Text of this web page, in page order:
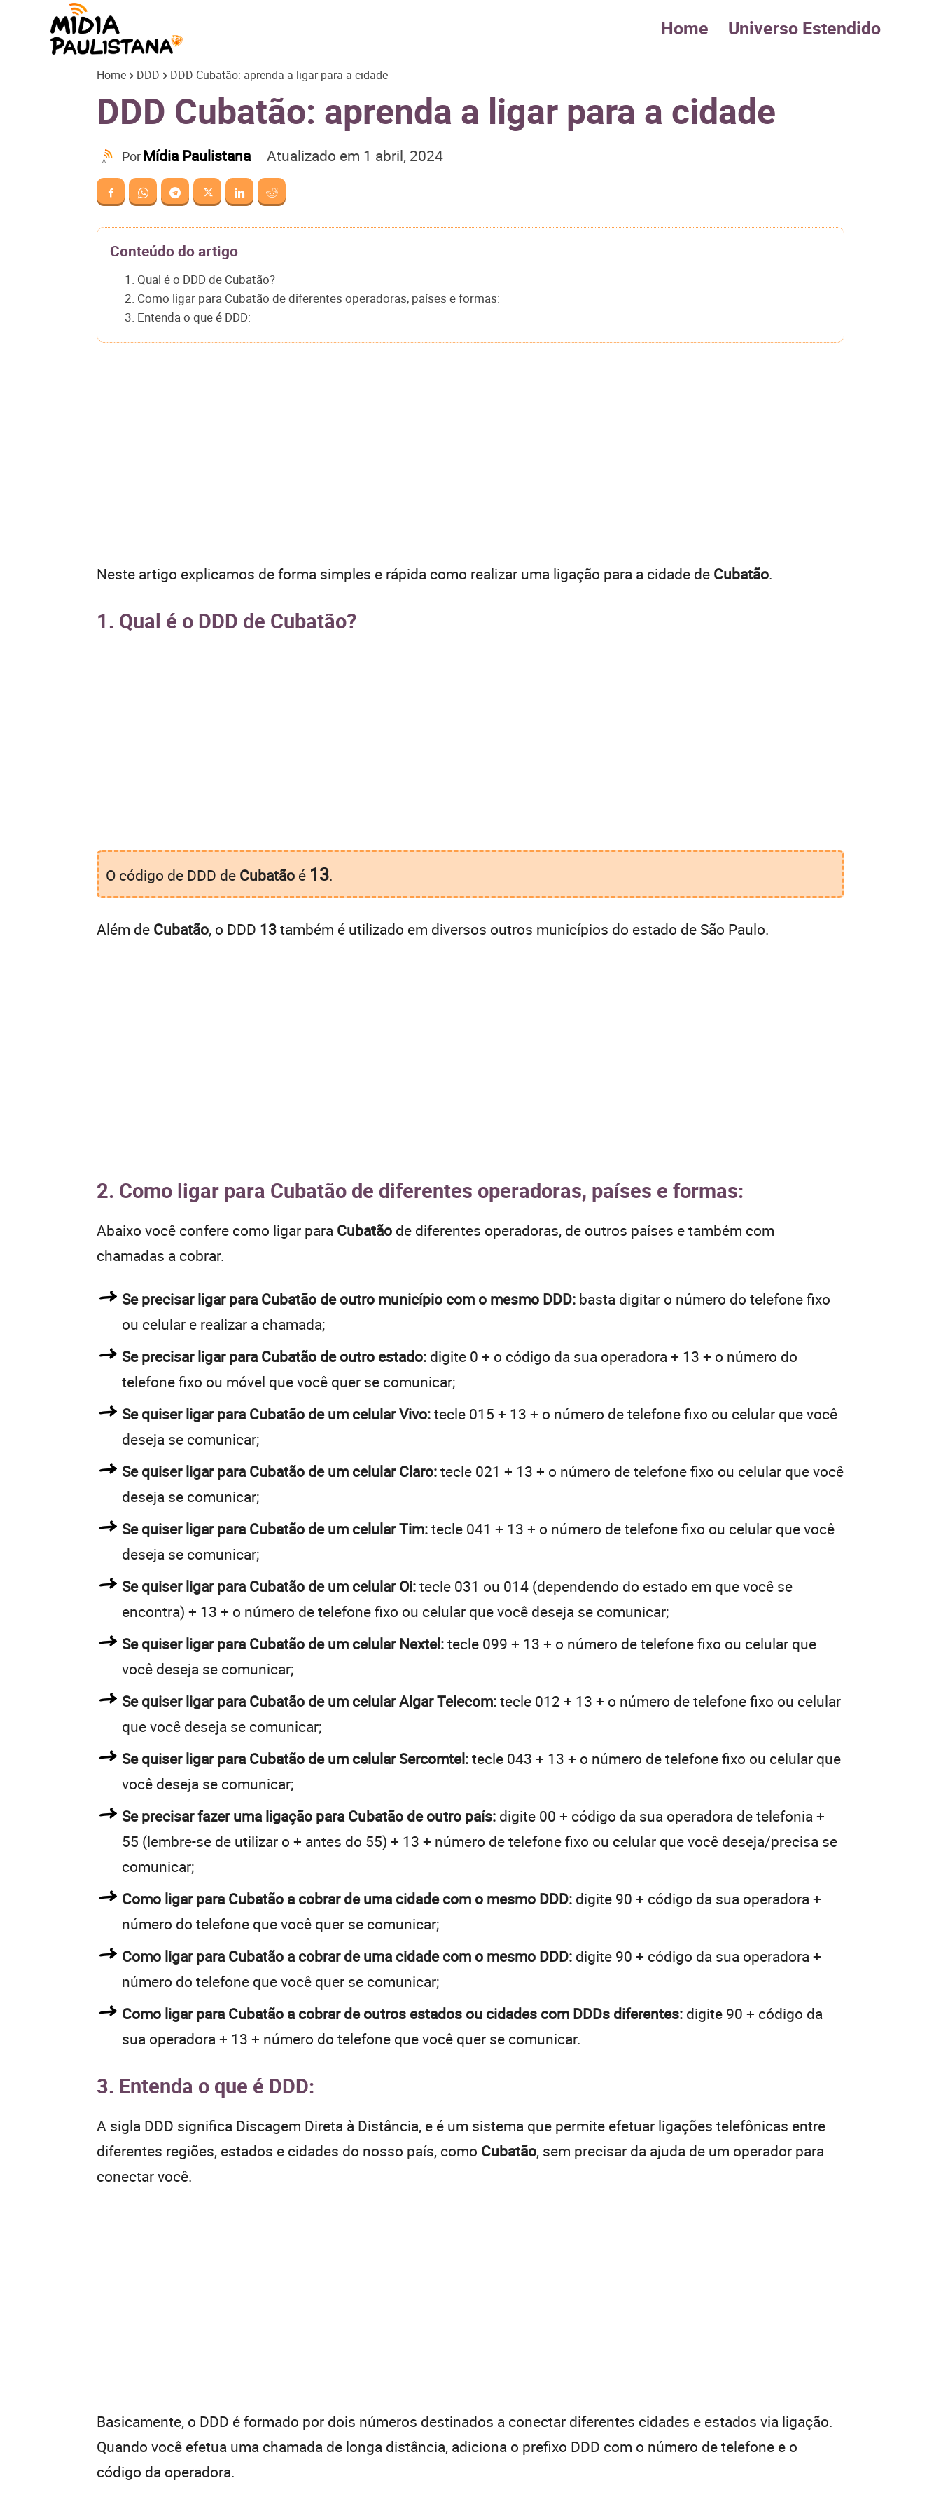
Paulistana
Home Universo Estendido
Home DDD DDD Cubatão: aprenda a ligar para a cidade
DDD Cubatão: aprenda a ligar para a cidade
PorMídia Paulistana Atualizado em 1 abril, 2024
Conteúdo do artigo
1. Qual é o DDD de Cubatão?
2. Como ligar para Cubatão de diferentes operadoras, países e formas:
3. Entenda o que é DDD:
Neste artigo explicamos de forma simples e rápida como realizar uma ligação para a cidade de Cubatão.
1. Qual é o DDD de Cubatão?
O código de DDD de Cubatão é 13.
Além de Cubatão, o DDD 13também é utilizado em diversos outros municípios do estado de São Paulo.
2. Como ligar para Cubatão de diferentes operadoras, países e formas:
Abaixo você confere como ligar para Cubatão de diferentes operadoras, de outros países e também com
chamadas a cobrar.
Se precisar ligar para Cubatão de outro município com o mesmo DDD: basta digitar o número do telefone fixo
ou celular e realizar a chamada;
Se precisar ligar para Cubatão de outro estado: digite 0 + o código da sua operadora + 13 + o número do
telefone fixo ou móvel que você quer se comunicar;
Se quiser ligar para Cubatão de um celular Vivo:tecle 015 + 13 + o número de telefone fixo ou celular que você
deseja se comunicar;
Se quiser ligar para Cubatão de um celular Claro:tecle 021 + 13 + o número de telefone fixo ou celular que você
deseja se comunicar;
Se quiser ligar para Cubatão de um celular Tim:tecle 041 + 13 + o número de telefone fixo ou celular que você
deseja se comunicar;
Se quiser ligar para Cubatão de um celular Oi:tecle 031 ou 014 (dependendo do estado em que você se
encontra) + 13 + o número de telefone fixo ou celular que você deseja se comunicar;
Se quiser ligar para Cubatão de um celular Nextel:tecle 099 + 13 + o número de telefone fixo ou celular que
você deseja se comunicar;
Se quiser ligar para Cubatão de um celular Algar Telecom:tecle 012 + 13 + o número de telefone fixo ou celular
que você deseja se comunicar;
Se quiser ligar para Cubatão de um celular Sercomtel:tecle 043 + 13 + o número de telefone fixo ou celular que
você deseja se comunicar;
Se precisar fazer uma ligação para Cubatão de outro país: digite 00 + código da sua operadora de telefonia +
55 (lembre-se de utilizar o + antes do 55) + 13 + número de telefone fixo ou celular que você deseja/precisa se
comunicar;
Como ligar para Cubatão a cobrar de uma cidade com o mesmo DDD: digite 90 + código da sua operadora +
número do telefone que você quer se comunicar;
Como ligar para Cubatão a cobrar de uma cidade com o mesmo DDD: digite 90 + código da sua operadora +
número do telefone que você quer se comunicar;
Como ligar para Cubatão a cobrar de outros estados ou cidades com DDDs diferentes: digite 90 + código da
sua operadora + 13 + número do telefone que você quer se comunicar.
3. Entenda o que é DDD:
A sigla DDD significa Discagem Direta à Distância, e é um sistema que permite efetuar ligações telefônicas entre
diferentes regiões, estados e cidades do nosso país, como Cubatão, sem precisar da ajuda de um operador para
conectar você.
Basicamente, o DDD é formado por dois números destinados a conectar diferentes cidades e estados via ligação.
Quando você efetua uma chamada de longa distância, adiciona o prefixo DDD com o número de telefone e o
código da operadora.